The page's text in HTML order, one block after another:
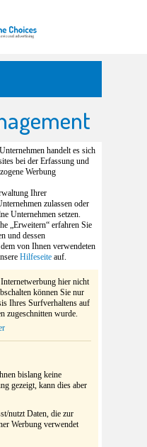
handelt es sich
bei der Erfassung und
Werbung
Ihrer
zulassen oder
Unternehmen setzen.
„Erweitern“ erfahren Sie
und dessen
von Ihnen verwendeten
Hilfeseite auf.
hier nicht
können Sie nur
Ihres Surfverhaltens auf
zugeschnitten wurde.
bislang keine
gezeigt, kann dies aber
nutzt Daten, die zur
Werbung verwendet